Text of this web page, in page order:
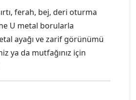
ferah, bej, deri oturma
U metal borularla
ayağı ve zarif görünümü
ya da mutfağınız için